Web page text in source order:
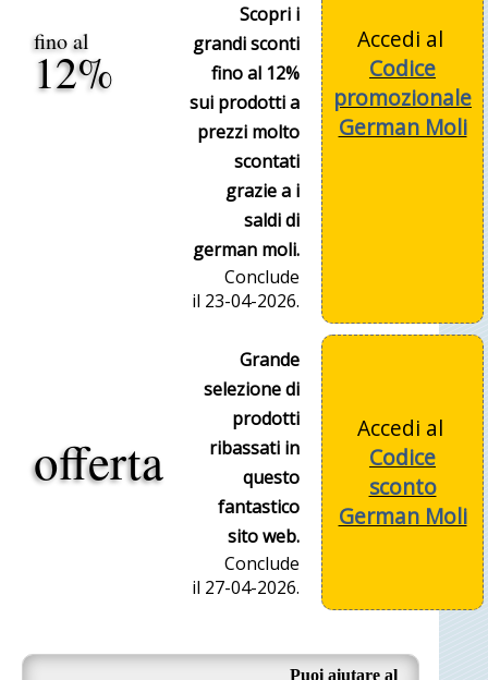
fino al
12%
Scopri i
grandi sconti
fino al 12%
sui prodotti a
prezzi molto
scontati
grazie a i
saldi di
german moli.
Conclude
il 23-04-2026.
Accedi al
Codice
promozionale
German Moli
offerta
Grande
selezione di
prodotti
ribassati in
questo
fantastico
sito web.
Conclude
il 27-04-2026.
Accedi al
Codice
sconto
German Moli
Puoi aiutare al